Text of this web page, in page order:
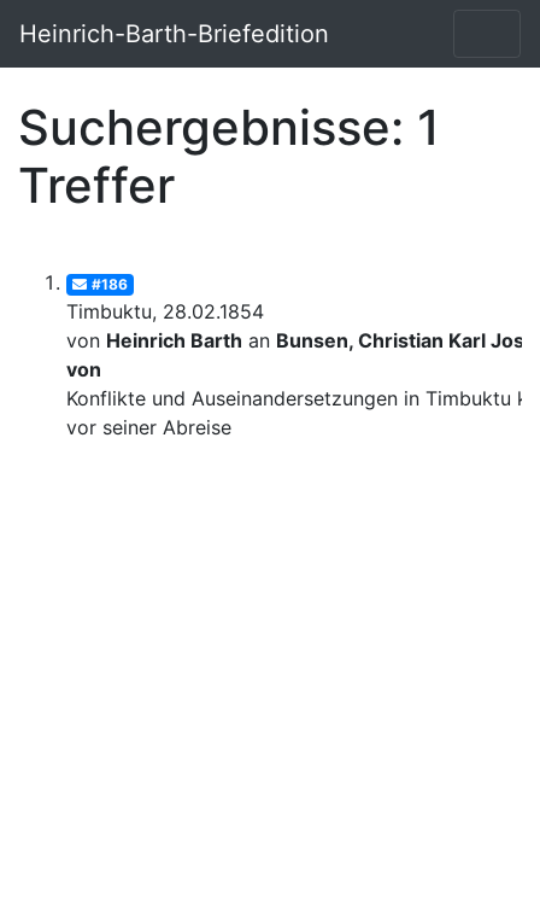
Heinrich-Barth-Briefedition
Suchergebnisse: 1
Treffer
#186
Timbuktu, 28.02.1854
von Heinrich Barth an Bunsen, Christian Karl
von
Konflikte und Auseinandersetzungen in Timbuktu
vor seiner Abreise